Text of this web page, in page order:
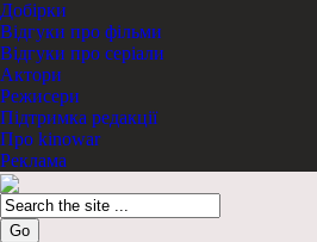
Добірки
Відгуки про фільми
Відгуки про серіали
Актори
Режисери
Підтримка редакції
Про kinowar
Реклама
Go